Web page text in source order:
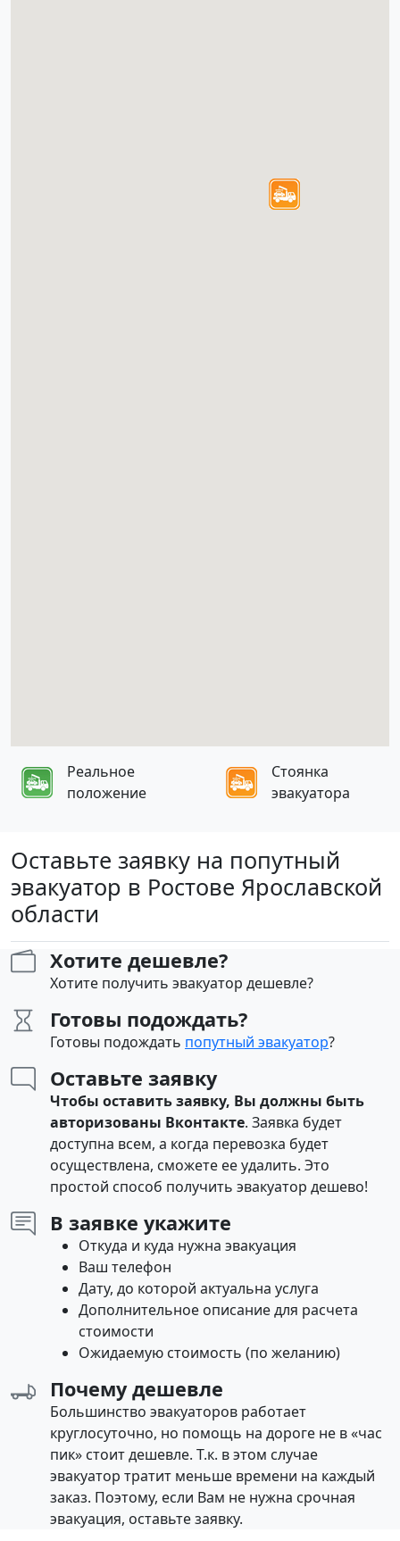
Реальное
положение
Стоянка
эвакуатора
Оставьте заявку на попутный
эвакуатор в Ростове Ярославской
области
Хотите дешевле?
Хотите получить эвакуатор дешевле?
Готовы подождать?
Готовы подождать попутный эвакуатор?
Оставьте заявку
Чтобы оставить заявку, Вы должны быть
авторизованы Вконтакте. Заявка будет
доступна всем, а когда перевозка будет
осуществлена, сможете ее удалить. Это
простой способ получить эвакуатор дешево!
В заявке укажите
Откуда и куда нужна эвакуация
Ваш телефон
Дату, до которой актуальна услуга
Дополнительное описание для расчета
стоимости
Ожидаемую стоимость (по желанию)
Почему дешевле
Большинство эвакуаторов работает
круглосуточно, но помощь на дороге не в «час
пик» стоит дешевле. Т.к. в этом случае
эвакуатор тратит меньше времени на каждый
заказ. Поэтому, если Вам не нужна срочная
эвакуация, оставьте заявку.